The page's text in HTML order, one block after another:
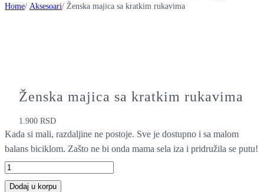
Home/ Aksesoari/ Ženska majica sa kratkim rukavima
Ženska majica sa kratkim rukavima
1.900RSD
Kada si mali, razdaljine ne postoje. Sve je dostupno i sa malom
balans biciklom. Zašto ne bi onda mama sela iza i pridružila se putu!
Ž
eDodaj u korpu